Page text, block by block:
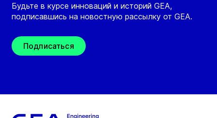
Будьте в курсе инноваций и историй GEA,
подписавшись на новостную рассылку от GEA.
Подписаться